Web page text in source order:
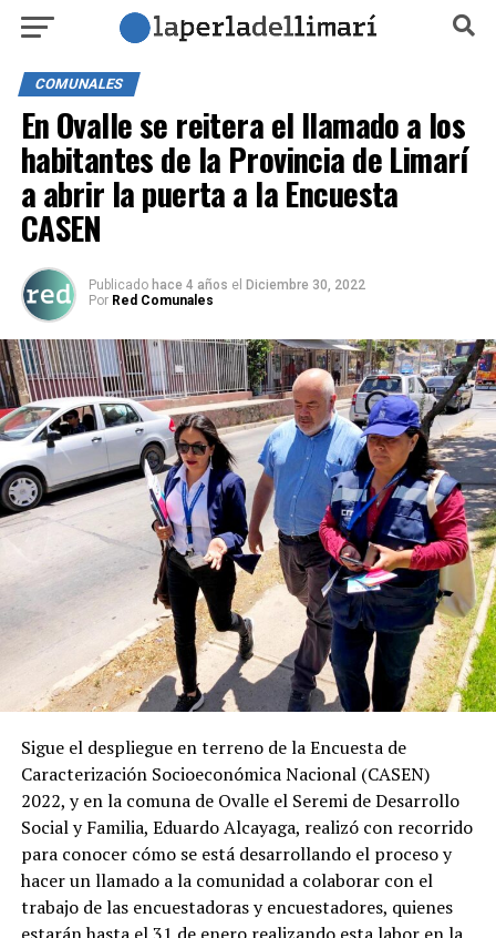
COMUNALES
En Ovalle se reitera el llamado a los
habitantes de la Provincia de Limarí
a abrir la puerta a la Encuesta
CASEN
Publicado hace 4 años el Diciembre 30, 2022
Por Red Comunales
Sigue el despliegue en terreno de la Encuesta de
Caracterización Socioeconómica Nacional (CASEN)
2022, y en la comuna de Ovalle el Seremi de Desarrollo
Social y Familia, Eduardo Alcayaga, realizó con recorrido
para conocer cómo se está desarrollando el proceso y
hacer un llamado a la comunidad a colaborar con el
trabajo de las encuestadoras y encuestadores, quienes